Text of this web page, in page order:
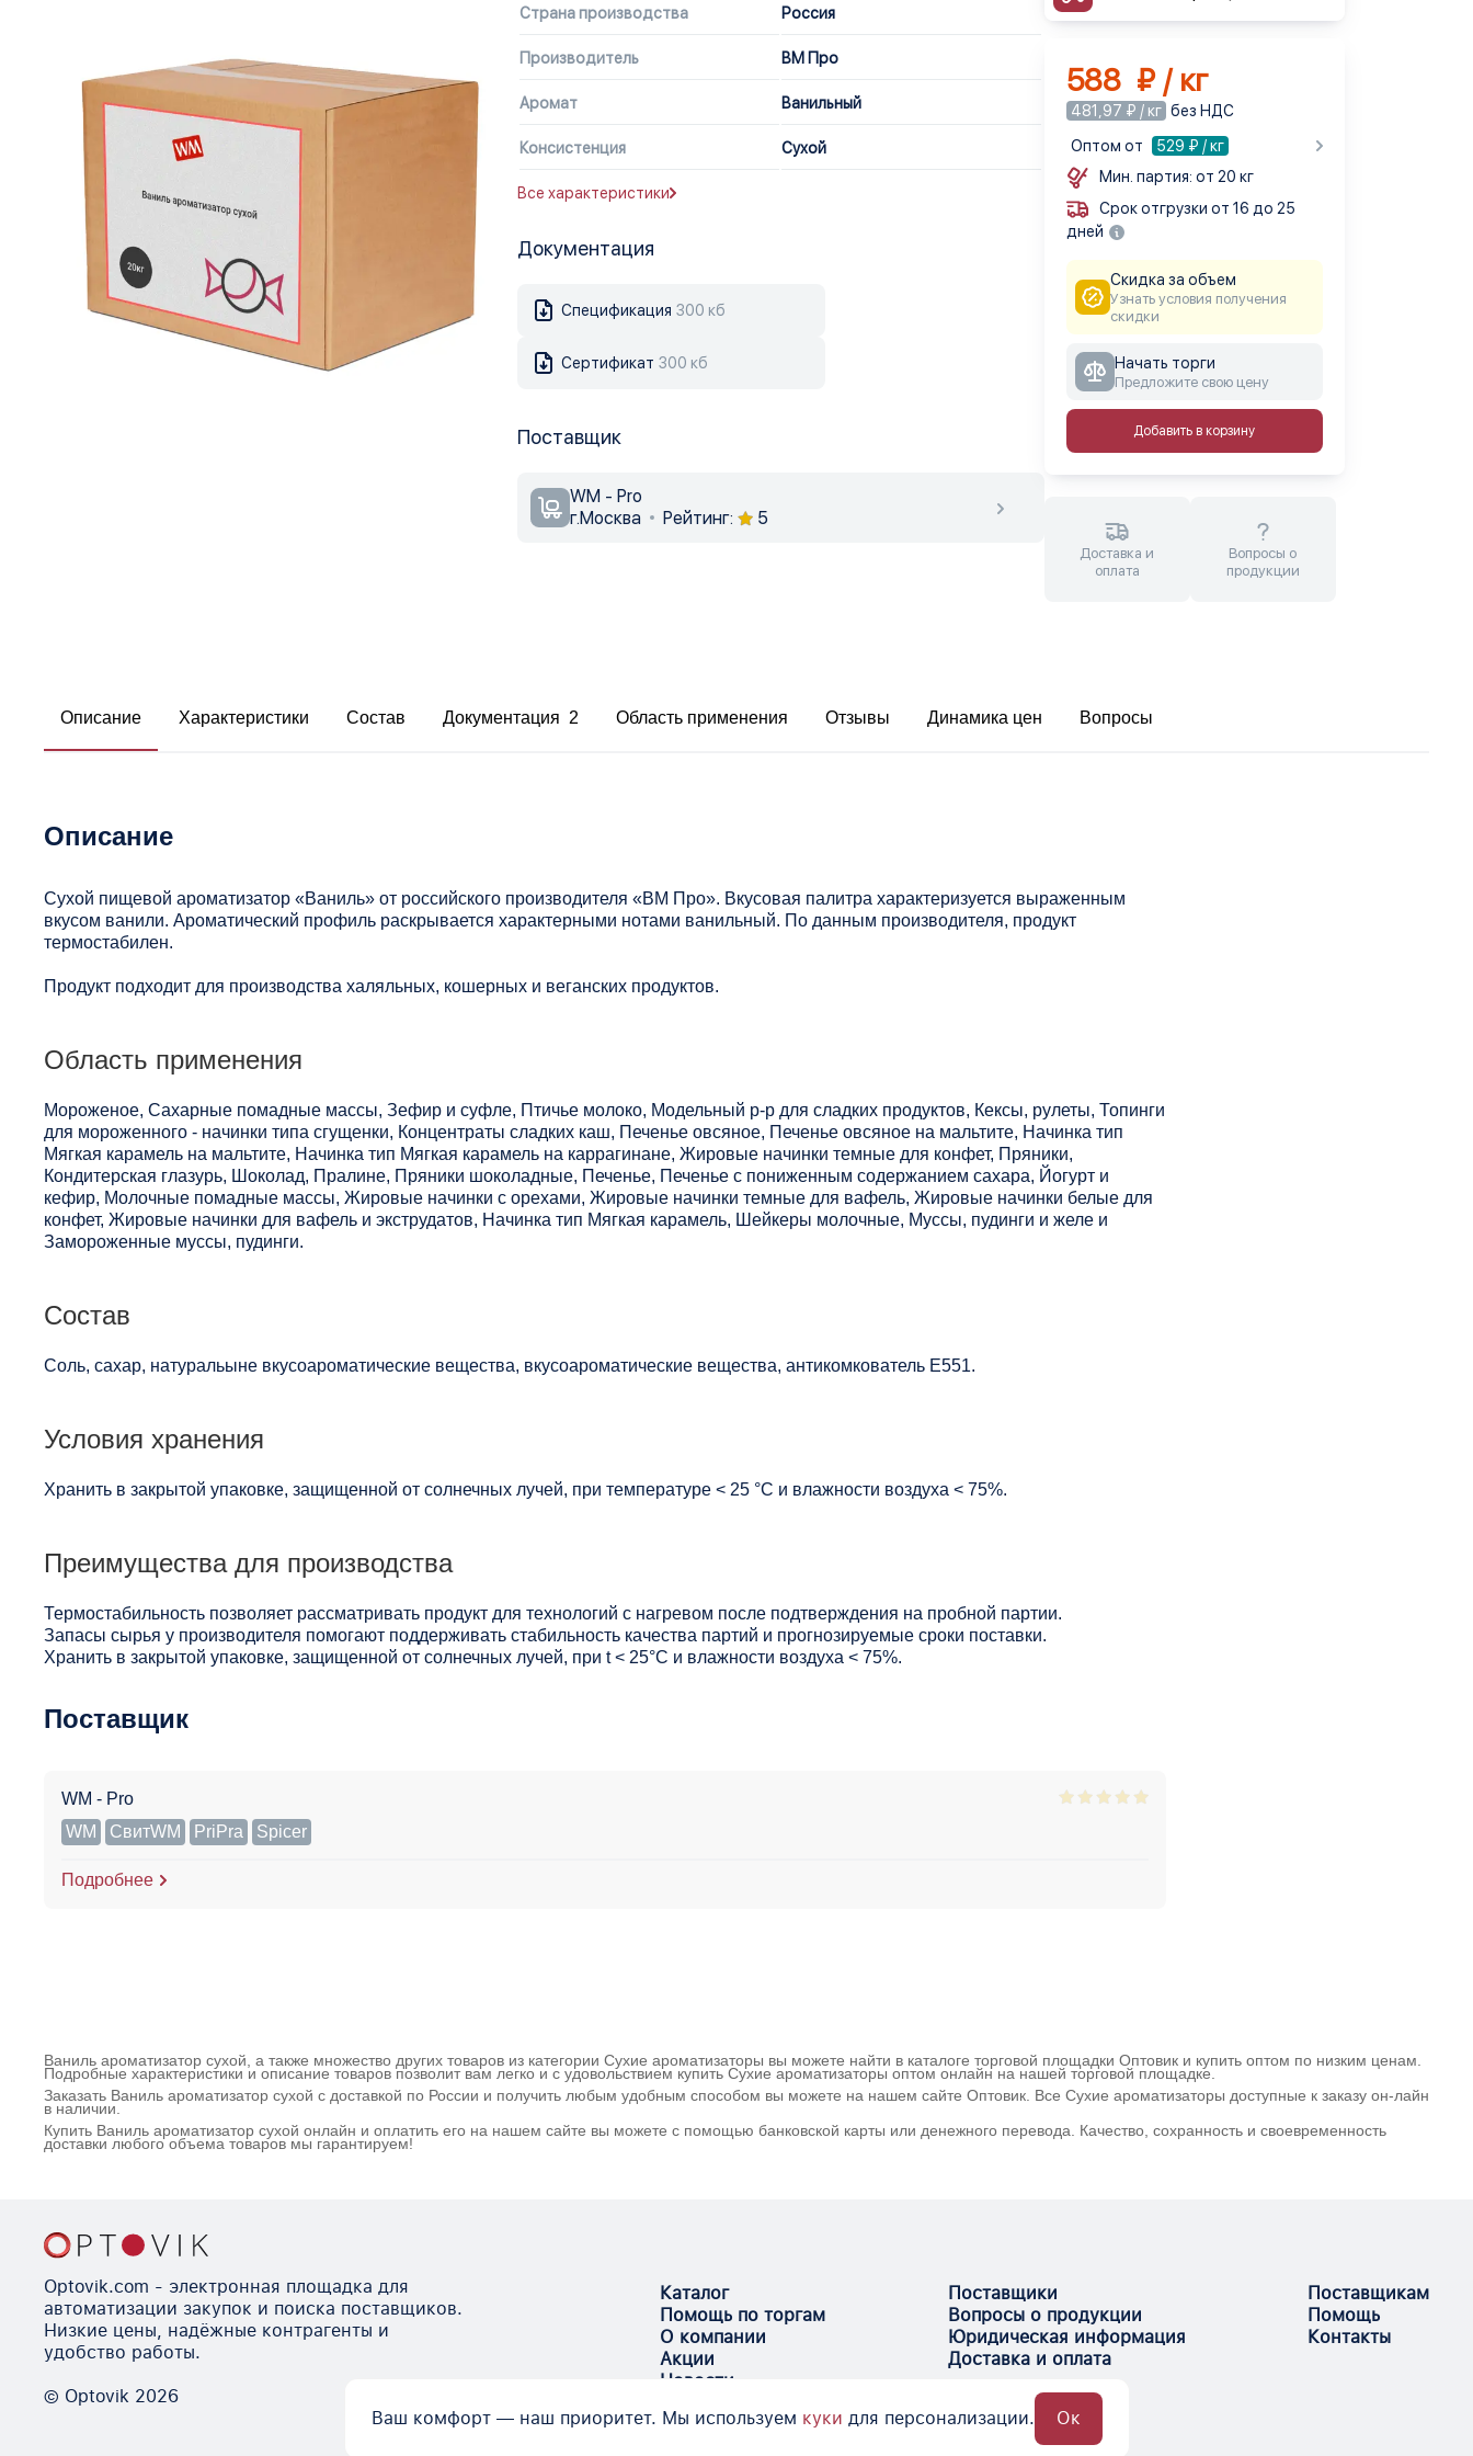
Страна производства Россия
Производитель ВМ Про
Аромат Ванильный
Консистенция Сухой
Все характеристики
Документация
Спецификация 300 кб
Сертификат 300 кб
Поставщик
WM - Pro
г.Москва
Рейтинг: 5
588 ₽ / кг
481,97 ₽ / кг без НДС
Оптом от
529 ₽ / кг
Мин. партия: от 20 кг
Срок отгрузки от 16 до 25
дней
Скидка за объем
Узнать условия получения
скидки
Начать торги
Предложите свою цену
Добавить в корзину
Доставка и
оплата
Вопросы о
продукции
Описание Характеристики Состав Документация 2 Область применения Отзывы Динамика цен Вопросы
Описание
Сухой пищевой ароматизатор «Ваниль» от российского производителя «ВМ Про». Вкусовая палитра характеризуется выраженным
вкусом ванили. Ароматический профиль раскрывается характерными нотами ванильный. По данным производителя, продукт
термостабилен.
Продукт подходит для производства халяльных, кошерных и веганских продуктов.
Область применения
Мороженое, Сахарные помадные массы, Зефир и суфле, Птичье молоко, Модельный р-р для сладких продуктов, Кексы, рулеты, Топинги
для мороженного - начинки типа сгущенки, Концентраты сладких каш, Печенье овсяное, Печенье овсяное на мальтите, Начинка тип
Мягкая карамель на мальтите, Начинка тип Мягкая карамель на каррагинане, Жировые начинки темные для конфет, Пряники,
Кондитерская глазурь, Шоколад, Пралине, Пряники шоколадные, Печенье, Печенье с пониженным содержанием сахара, Йогурт и
кефир, Молочные помадные массы, Жировые начинки с орехами, Жировые начинки темные для вафель, Жировые начинки белые для
конфет, Жировые начинки для вафель и экструдатов, Начинка тип Мягкая карамель, Шейкеры молочные, Муссы, пудинги и желе и
Замороженные муссы, пудинги.
Состав
Соль, сахар, натуральыне вкусоароматические вещества, вкусоароматические вещества, антикомкователь Е551.
Условия хранения
Хранить в закрытой упаковке, защищенной от солнечных лучей, при температуре < 25 °C и влажности воздуха < 75%.
Преимущества для производства
Термостабильность позволяет рассматривать продукт для технологий с нагревом после подтверждения на пробной партии.
Запасы сырья у производителя помогают поддерживать стабильность качества партий и прогнозируемые сроки поставки.
Хранить в закрытой упаковке, защищенной от солнечных лучей, при t < 25°С и влажности воздуха < 75%.
Поставщик
WM - Pro
WM
СвитWM PriPra Spicer
Подробнее
Ваниль ароматизатор сухой, а также множество других товаров из категории Сухие ароматизаторы вы можете найти в каталоге торговой площадки Оптовик и купить оптом по низким ценам.
Подробные характеристики и описание товаров позволит вам легко и с удовольствием купить Сухие ароматизаторы оптом онлайн на нашей торговой площадке.
Заказать Ваниль ароматизатор сухой с доставкой по России и получить любым удобным способом вы можете на нашем сайте Оптовик. Все Сухие ароматизаторы доступные к заказу он-лайн
в наличии.
Купить Ваниль ароматизатор сухой онлайн и оплатить его на нашем сайте вы можете с помощью банковской карты или денежного перевода. Качество, сохранность и своевременность
доставки любого объема товаров мы гарантируем!
Optovik.com - электронная площадка для
автоматизации закупок и поиска поставщиков.
Низкие цены, надёжные контрагенты и
удобство работы.
© Optovik 2026
Каталог
Помощь по торгам
О компании
Акции
Новости
Поставщики
Вопросы о продукции
Юридическая информация
Доставка и оплата
Поставщикам
Помощь
Контакты
Ваш комфорт — наш приоритет. Мы используем куки для персонализации. Ок